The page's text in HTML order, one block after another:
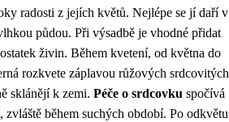
radosti z jejích květů. Nejlépe se jí daří v
půdou. Při výsadbě je vhodné přidat
živin. Během kvetení, od května do
rozkvete záplavou růžových srdcovitých
sklánějí k zemi. Péče o srdcovku spočívá
zvláště během suchých období. Po odkvětu